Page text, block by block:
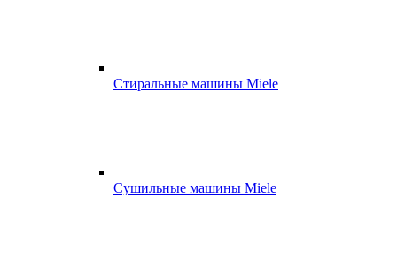
Стиральные машины Miele
Сушильные машины Miele